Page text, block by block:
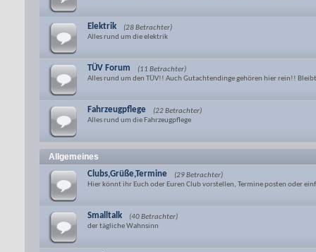
Elektrik
(28 Betrachter)
Alles rund um die elektrik
TÜV Forum
(11 Betrachter)
Alles rund um den TÜV!! Auch Gutachtendinge gehören hier rein!!
Fahrzeugpflege
(22 Betrachter)
Alles rund um die Fahrzeugpflege
Allgemeines
Clubs,Grüße,Termine
(29 Betrachter)
Hier könnt ihr Euch oder Euren Club vorstellen, Termine posten oder
Smalltalk
(40 Betrachter)
der tägliche Wahnsinn